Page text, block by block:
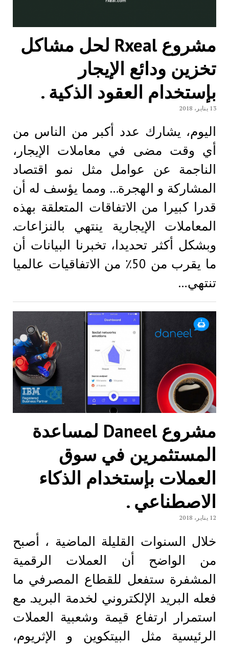
مشروع Rxeal لحل مشاكل
تخزين ودائع الإيجار
بإستخدام العقود الذكية .
13 يناير، 2018
اليوم، يشارك عدد أكبر من الناس من
أي وقت مضى في معاملات الإيجار،
الناجمة عن عوامل مثل نمو اقتصاد
المشاركة و الهجرة… ومما يؤسف له أن
قدرا كبيرا من الاتفاقات المتعلقة بهذه
المعاملات الإيجارية ينتهي بالنزاعات.
وبشكل أكثر تحديدا، تخبرنا البيانات أن
ما يقرب من 50٪ من الاتفاقيات عالميا
تنتهي…
مشروع Daneel لمساعدة
المستثمرين في سوق
العملات بإستخدام الذكاء
الاصطناعي .
12 يناير، 2018
خلال السنوات القليلة الماضية ، أصبح
من الواضح أن العملات الرقمية
المشفرة ستفعل للقطاع المصرفي ما
فعله البريد الإلكتروني لخدمة البريد. مع
استمرار ارتفاع قيمة وشعبية العملات
الرئيسية مثل البيتكوين و الإثريوم،